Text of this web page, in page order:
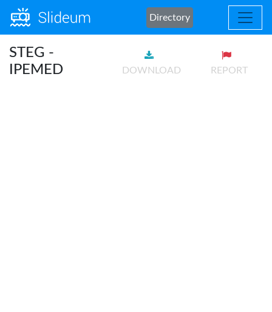
Directory
STEG -
IPEMED
DOWNLOAD REPORT